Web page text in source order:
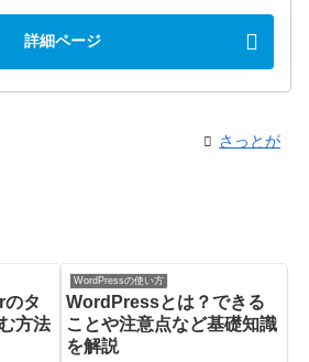
詳細ページ
さっとが
タ
方法
WordPressの使い方
WordPressとは？できる
ことや注意点など基礎知識
を解説